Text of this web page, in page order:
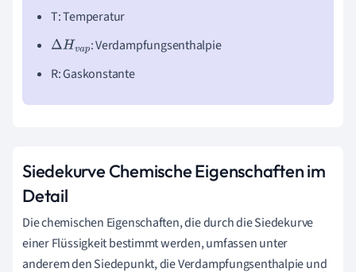
T: Temperatur
ΔHvap : Verdampfungsenthalpie
R: Gaskonstante
Siedekurve Chemische Eigenschaften im
Detail
Die chemischen Eigenschaften, die durch die Siedekurve
einer Flüssigkeit bestimmt werden, umfassen unter
anderem den Siedepunkt, die Verdampfungsenthalpie und